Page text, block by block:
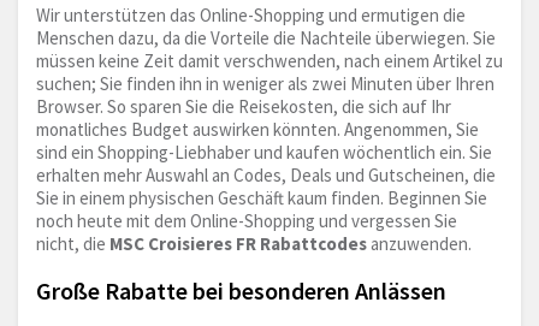
Wir unterstützen das Online-Shopping und ermutigen die
Menschen dazu, da die Vorteile die Nachteile überwiegen. Sie
müssen keine Zeit damit verschwenden, nach einem Artikel zu
suchen; Sie finden ihn in weniger als zwei Minuten über Ihren
Browser. So sparen Sie die Reisekosten, die sich auf Ihr
monatliches Budget auswirken könnten. Angenommen, Sie
sind ein Shopping-Liebhaber und kaufen wöchentlich ein. Sie
erhalten mehr Auswahl an Codes, Deals und Gutscheinen, die
Sie in einem physischen Geschäft kaum finden. Beginnen Sie
noch heute mit dem Online-Shopping und vergessen Sie
nicht, die MSC Croisieres FR Rabattcodes anzuwenden.
Große Rabatte bei besonderen Anlässen